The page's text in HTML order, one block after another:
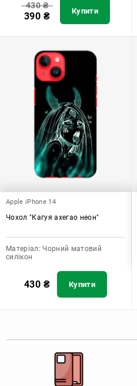
430₴
390 ₴ Купити
Apple iPhone 14
Чохол "Кагуя ахегао неон"
Матеріал: Чорний матовий
силікон
430 ₴ Купити